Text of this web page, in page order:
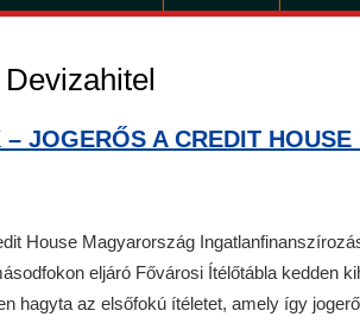
Devizahitel
JOGERŐS A CREDIT
House Magyarország
eljáró Fővárosi Ítélőtábla kedden
hagyta az elsőfokú ítéletet, amely így